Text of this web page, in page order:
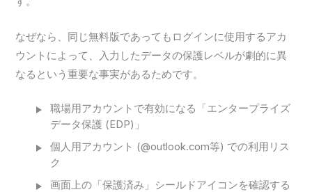
なぜなら、同じ無料版であってもログインに使用するアカ
ウントによって、入力したデータの保護レベルが劇的に異
なるという重要な事実があるためです。
職場用アカウントで有効になる「エンタープライズ
データ保護 (EDP)」
個人用アカウント (@outlook.com等) での利用リス
ク
画面上の「保護済み」シールドアイコンを確認する